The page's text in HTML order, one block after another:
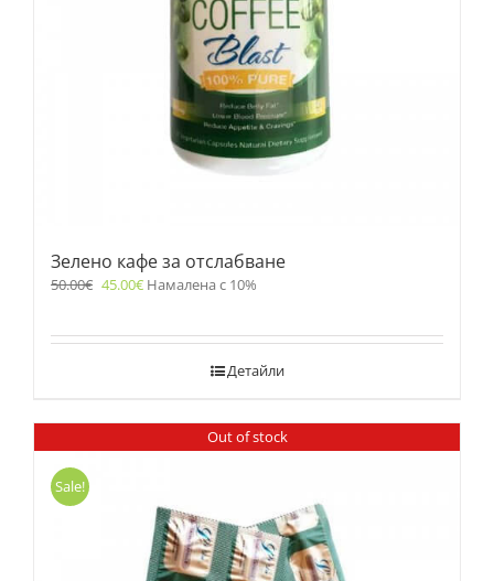
Зелено кафе за отслабване
50.00€ 45.00€ Намалена с 10%
Детайли
Out of stock
Sale!